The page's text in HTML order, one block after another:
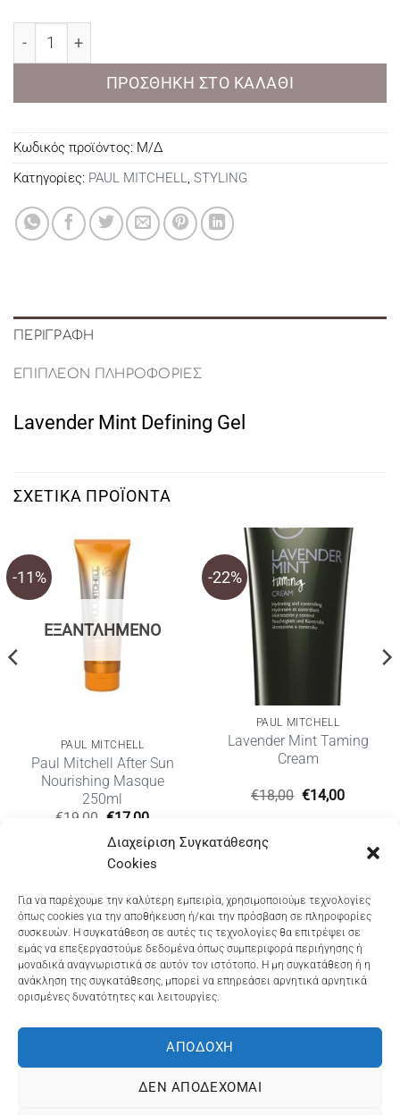
Διαχείριση Συγκατάθεσης
Cookies
Για να παρέχουμε την καλύτερη εμπειρία, χρησιμοποιούμε τεχνολογίες
όπως cookies για την αποθήκευση ή/και την πρόσβαση σε πληροφορίες
συσκευών. Η συγκατάθεση σε αυτές τις τεχνολογίες θα επιτρέψει σε
εμάς να επεξεργαστούμε δεδομένα όπως συμπεριφορά περιήγησης ή
μοναδικά αναγνωριστικά σε αυτόν τον ιστότοπο. Η μη συγκατάθεση ή η
ανάκληση της συγκατάθεσης, μπορεί να επηρεάσει αρνητικά αρνητικά
ορισμένες δυνατότητες και λειτουργίες.
ΑΠΟΔΟΧΉ
ΔΕΝ ΑΠΟΔΈΧΟΜΑΙ
ΠΡΟΣΘΉΚΗ ΣΤΟ ΚΑΛΆΘΙ
Κωδικός προϊόντος: Μ/Δ
Κατηγορίες: PAUL MITCHELL, STYLING
ΠΕΡΙΓΡΑΦΉ
ΕΠΙΠΛΈΟΝ ΠΛΗΡΟΦΟΡΊΕΣ
Lavender Mint Defining Gel
ΣΧΕΤΙΚΆ ΠΡΟΪΌΝΤΑ
-11%
ΕΞΑΝΤΛΗΜΈΝΟ
PAUL MITCHELL
Paul Mitchell After Sun
Nourishing Masque
250ml
€19,00 Original
was:
€19,00.
€17,00Η
τιμή
είναι:
€17,00.
-22%
PAUL MITCHELL
Lavender Mint Taming
Cream
€18,00 Original
price
€14,00Η
€14,00.
Dioni Hair Care, Ζυμβρακάκηδων 33, τηλ 28210
91906
Dioni Hair Spa, Κ. Σφακιανάκη 5, τηλ 28210 94712
On
Delivery
ΤΡΟΠΟΙ ΠΛΗΡΩΜΗΣ
ΠΟΛΙΤΙΚΉ ΕΠΙΣΤΡΟΦΏΝ
ΠΟΛΙΤΙΚΉ ΑΠΟΡΡΉΤΟΥ – COOKIES (ΕΕ)